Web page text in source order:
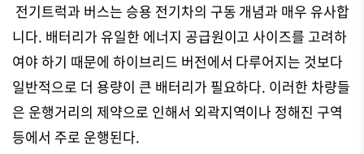
전기트럭과 버스는 승용 전기차의 구동 개념과 매우 유사합
니다. 배터리가 유일한 에너지 공급원이고 사이즈를 고려하
여야 하기 때문에 하이브리드 버전에서 다루어지는 것보다
일반적으로 더 용량이 큰 배터리가 필요하다. 이러한 차량들
은 운행거리의 제약으로 인해서 외곽지역이나 정해진 구역
등에서 주로 운행된다.